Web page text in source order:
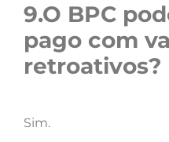
9.O BPC
pago com
retroativos?
Sim.